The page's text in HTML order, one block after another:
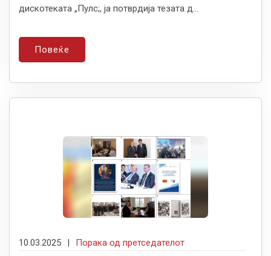
дискотеката „Пулс;, ја потврдија тезата д...
Повеќе
10.03.2025 | Порака од претседателот